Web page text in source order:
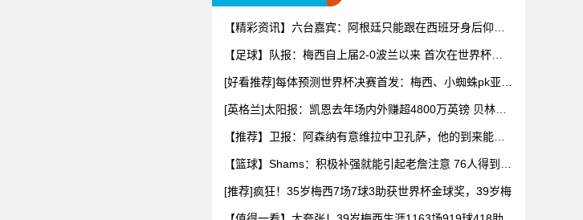
【精彩资讯】六台嘉宾：阿根廷只能跟在西班牙身后仰
【足球】队报：梅西自上届2-0波兰以来 首次在世界杯比
[好看推荐]每体预测世界杯决赛首发：梅西、小蜘蛛pk亚马
[英格兰]太阳报：凯恩去年场内外赚超4800万英镑 贝林厄
【推荐】卫报：阿森纳有意维拉中卫孔萨，他的到来能给
【篮球】Shams：积极补强就能引起老詹注意 76人得到布
[推荐]疯狂！35岁梅西7场7球3助获世界杯金球奖，39岁梅